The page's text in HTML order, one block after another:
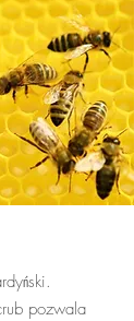
pozwala